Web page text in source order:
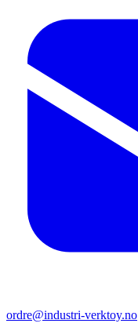
ordre@industri-verktoy.no